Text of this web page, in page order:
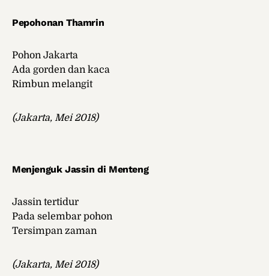
Pepohonan Thamrin
Pohon Jakarta
Ada gorden dan kaca
Rimbun melangit
(Jakarta, Mei 2018)
Menjenguk Jassin di Menteng
Jassin tertidur
Pada selembar pohon
Tersimpan zaman
(Jakarta, Mei 2018)